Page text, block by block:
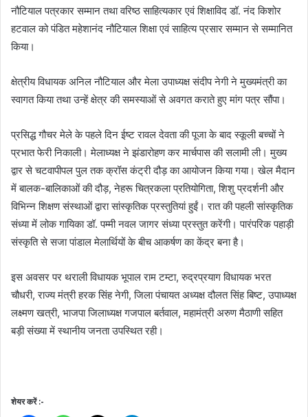
नौटियाल पत्रकार सम्मान तथा वरिष्ठ साहित्यकार एवं शिक्षाविद डॉ. नंद किशोर
हटवाल को पंडित महेशानंद नौटियाल शिक्षा एवं साहित्य प्रसार सम्मान से सम्मानित
किया।
क्षेत्रीय विधायक अनिल नौटियाल और मेला उपाध्यक्ष संदीप नेगी ने मुख्यमंत्री का
स्वागत किया तथा उन्हें क्षेत्र की समस्याओं से अवगत कराते हुए मांग पत्र सौंपा।
प्रसिद्ध गौचर मेले के पहले दिन ईष्ट रावल देवता की पूजा के बाद स्कूली बच्चों ने
प्रभात फेरी निकाली। मेलाध्यक्ष ने झंडारोहण कर मार्चपास की सलामी ली। मुख्य
द्वार से चटवापीपल पुल तक क्रॉस कंट्री दौड़ का आयोजन किया गया। खेल मैदान
में बालक-बालिकाओं की दौड़, नेहरू चित्रकला प्रतियोगिता, शिशु प्रदर्शनी और
विभिन्न शिक्षण संस्थाओं द्वारा सांस्कृतिक प्रस्तुतियां हुईं। रात की पहली सांस्कृतिक
संध्या में लोक गायिका डॉ. पम्मी नवल जागर संध्या प्रस्तुत करेंगी। पारंपरिक पहाड़ी
संस्कृति से सजा पांडाल मेलार्थियों के बीच आकर्षण का केंद्र बना है।
इस अवसर पर थराली विधायक भूपाल राम टम्टा, रुद्रप्रयाग विधायक भरत
चौधरी, राज्य मंत्री हरक सिंह नेगी, जिला पंचायत अध्यक्ष दौलत सिंह बिष्ट, उपाध्यक्ष
लक्ष्मण खत्री, भाजपा जिलाध्यक्ष गजपाल बर्तवाल, महामंत्री अरुण मैठाणी सहित
बड़ी संख्या में स्थानीय जनता उपस्थित रही।
शेयर करें :-